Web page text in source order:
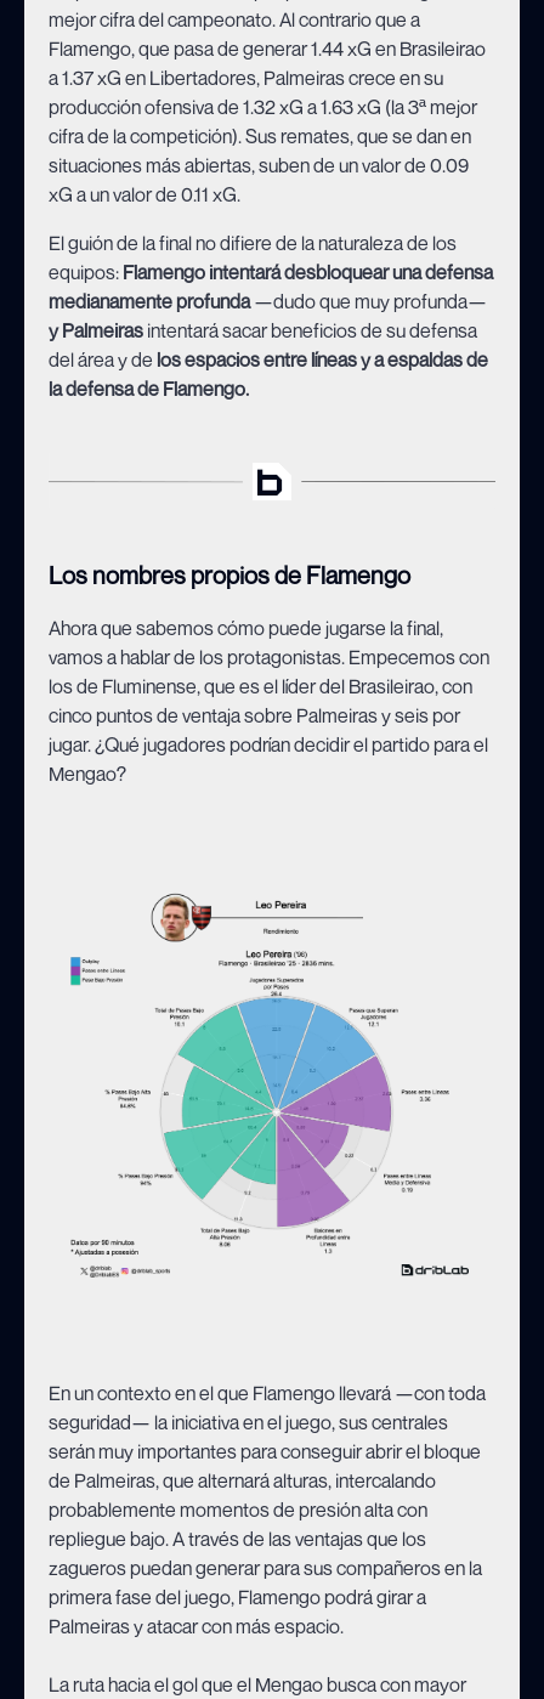
mejor cifra del campeonato. Al contrario que a
Flamengo, que pasa de generar 1.44 xG en Brasileirao
a 1.37 xG en Libertadores, Palmeiras crece en su
producción ofensiva de 1.32 xG a 1.63 xG (la 3ª mejor
cifra de la competición). Sus remates, que se dan en
situaciones más abiertas, suben de un valor de 0.09
xG a un valor de 0.11 xG.
El guión de la final no difiere de la naturaleza de los
equipos: Flamengo intentará desbloquear una defensa
medianamente profunda—dudo que muy profunda—
y Palmeiras intentará sacar beneficios de su defensa
del área y de los espacios entre líneas y a espaldas de
la defensa de Flamengo.
Los nombres propios de Flamengo
Ahora que sabemos cómo puede jugarse la final,
vamos a hablar de los protagonistas. Empecemos con
los de Fluminense, que es el líder del Brasileirao, con
cinco puntos de ventaja sobre Palmeiras y seis por
jugar. ¿Qué jugadores podrían decidir el partido para el
Mengao?
En un contexto en el que Flamengo llevará —con toda
seguridad— la iniciativa en el juego, sus centrales
serán muy importantes para conseguir abrir el bloque
de Palmeiras, que alternará alturas, intercalando
probablemente momentos de presión alta con
repliegue bajo. A través de las ventajas que los
zagueros puedan generar para sus compañeros en la
primera fase del juego, Flamengo podrá girar a
Palmeiras y atacar con más espacio.
La ruta hacia el gol que el Mengao busca con mayor